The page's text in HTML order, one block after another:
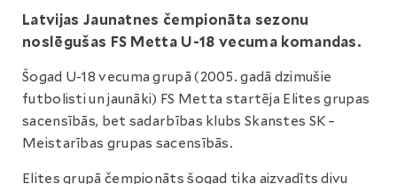
Latvijas Jaunatnes čempionāta sezonu
noslēgušas FS Metta U-18 vecuma komandas.
Šogad U-18 vecuma grupā (2005. gadā dzimušie
futbolisti un jaunāki) FS Metta startēja Elites grupas
sacensībās, bet sadarbības klubs Skanstes SK –
Meistarības grupas sacensībās.
Elites grupā čempionāts šogad tika aizvadīts divu